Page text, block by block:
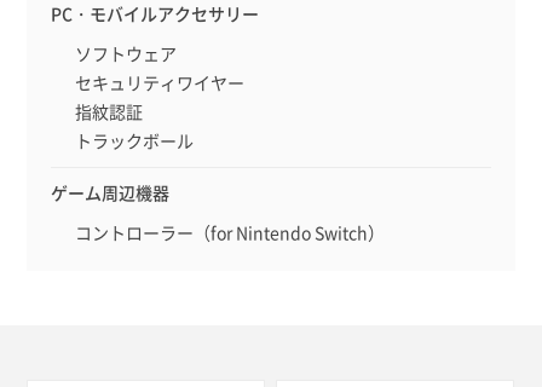
PC・モバイルアクセサリー
ソフトウェア
セキュリティワイヤー
指紋認証
トラックボール
ゲーム周辺機器
コントローラー（for Nintendo Switch）